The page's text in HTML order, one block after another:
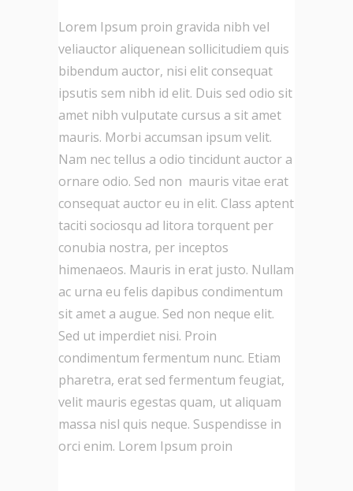
Lorem Ipsum proin gravida nibh vel
veliauctor aliquenean sollicitudiem quis
bibendum auctor, nisi elit consequat
ipsutis sem nibh id elit. Duis sed odio sit
amet nibh vulputate cursus a sit amet
mauris. Morbi accumsan ipsum velit.
Nam nec tellus a odio tincidunt auctor a
ornare odio. Sed non mauris vitae erat
consequat auctor eu in elit. Class aptent
taciti sociosqu ad litora torquent per
conubia nostra, per inceptos
himenaeos. Mauris in erat justo. Nullam
ac urna eu felis dapibus condimentum
sit amet a augue. Sed non neque elit.
Sed ut imperdiet nisi. Proin
condimentum fermentum nunc. Etiam
pharetra, erat sed fermentum feugiat,
velit mauris egestas quam, ut aliquam
massa nisl quis neque. Suspendisse in
orci enim. Lorem Ipsum proin